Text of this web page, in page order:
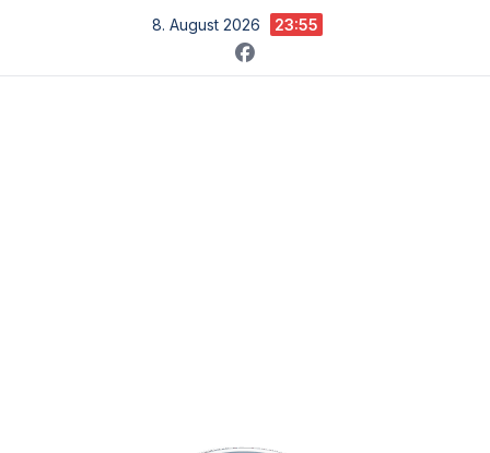
springen
8. August 2026 23:55